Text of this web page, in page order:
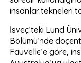
insanlar tekneleri
İsveç’teki Lund
Bölümü’nde
Fauvelle’e göre,